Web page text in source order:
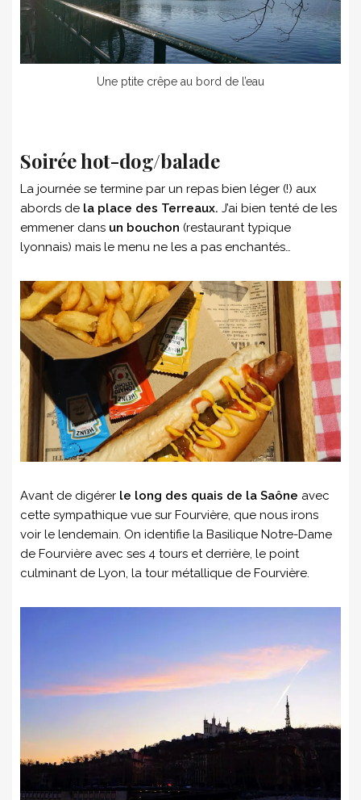
Une ptite crêpe au bord de l’eau
Soirée hot-dog/balade
La journée se termine par un repas bien léger (!) aux
abords de la place des Terreaux. J’ai bien tenté de les
emmener dans un bouchon (restaurant typique
lyonnais) mais le menu ne les a pas enchantés…
Avant de digérer le long des quais de la Saône avec
cette sympathique vue sur Fourvière, que nous irons
voir le lendemain. On identifie la Basilique Notre-Dame
de Fourvière avec ses 4 tours et derrière, le point
culminant de Lyon, la tour métallique de Fourvière.